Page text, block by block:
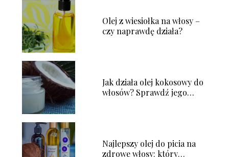
Olej z wiesiołka na włosy –
czy naprawdę działa?
Jak działa olej kokosowy do
włosów? Sprawdź jego
Najlepszy olej do picia na
zdrowe włosy: który